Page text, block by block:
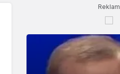
Sistem Modu
Sistem modunu seçin.
Reklam